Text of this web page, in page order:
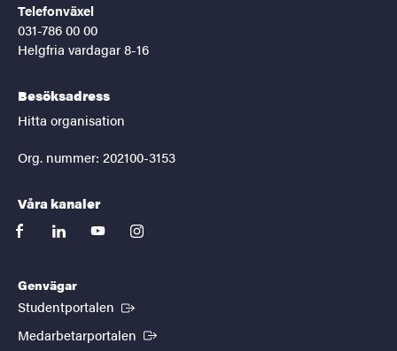
Telefonväxel
031-786 00 00
Helgfria vardagar 8-16
Besöksadress
Hitta organisation
Org. nummer: 202100-3153
Våra kanaler
facebooklinkedinyoutubeinstagram
Genvägar
Studentportalen (Extern länk)
Medarbetarportalen (Extern länk)